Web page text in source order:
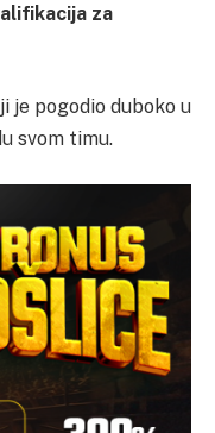
za
je pogodio duboko u
svom timu.